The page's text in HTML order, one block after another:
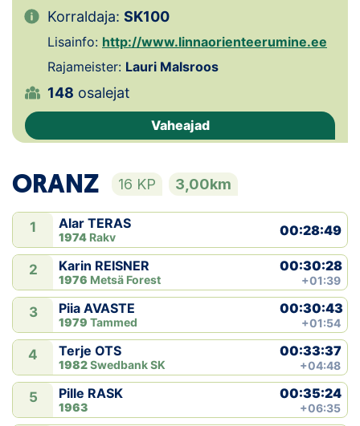
Kalender
Koondised
Tule klubisse!
Dokumendid
Klubid
Suletud maastikud
Püsirajad
Ajalugu
Koolitused
Korraldaja: SK100
Lisainfo: http://www.linnaorienteerumine.ee
Rajameister: Lauri Malsroos
148 osalejat
Vaheajad
ORANZ 16 KP 3,00km
1 Alar TERAS
1974 Rakv 00:28:49
2 Karin REISNER
1976 Metsä Forest
00:30:28
+01:39
3 Piia AVASTE
1979 Tammed
00:30:43
+01:54
4 Terje OTS
1982Swedbank SK
00:33:37
+04:48
5 Pille RASK
1963
00:35:24
+06:35